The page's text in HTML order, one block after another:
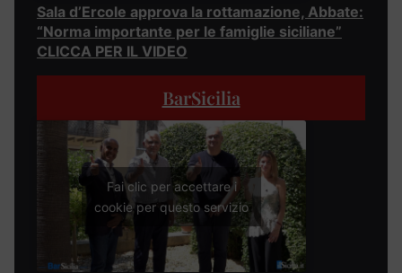
Sala d’Ercole approva la rottamazione, Abbate:
“Norma importante per le famiglie siciliane”
CLICCA PER IL VIDEO
BarSicilia
Fai clic per accettare i
cookie per questo servizio